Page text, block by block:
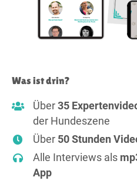
Was ist drin?
Über35
der Hundeszene
Über 50 Stunden
Alle Interviews als
App